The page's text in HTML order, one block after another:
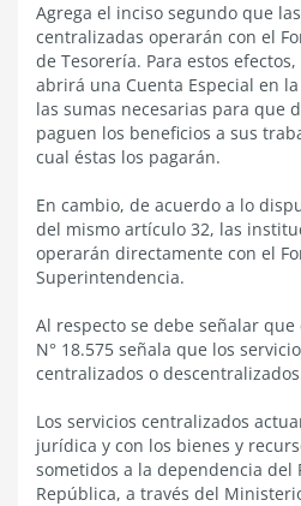
Agrega el inciso segundo que
centralizadas operarán con el
de Tesorería. Para estos
abrirá una Cuenta Especial en
las sumas necesarias para que
paguen los beneficios a sus
cual éstas los pagarán.
En cambio, de acuerdo a lo
del mismo artículo 32, las
operarán directamente con el
Superintendencia.
Al respecto se debe señalar
N° 18.575 señala que los
centralizados o
Los servicios centralizados
jurídica y con los bienes y
sometidos a la dependencia del
República, a través del